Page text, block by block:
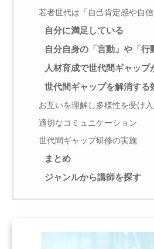
若者世代は「自己肯定感や自信
自分に満足している
自分自身の「言動」や「行
人材育成で世代間ギャップ
世代間ギャップを解消する
お互いを理解し多様性を受け
適切なコミュニケーション
世代間ギャップ研修の実施
まとめ
ジャンルから講師を探す